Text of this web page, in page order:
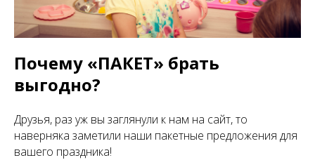
Почему «ПАКЕТ» брать
выгодно?
Друзья, раз уж вы заглянули к нам на сайт, то
наверняка заметили наши пакетные предложения для
вашего праздника!